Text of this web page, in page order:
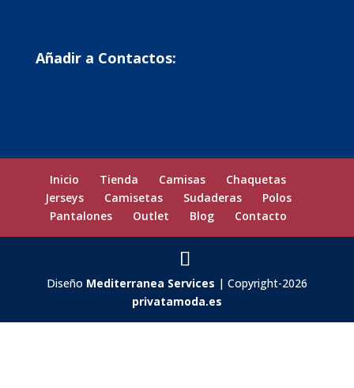
Añadir a Contactos:
Inicio Tienda Camisas
Chaquetas
Jerseys
Camisetas Sudaderas
Polos
Pantalones
Outlet Blog Contacto
Diseño Mediterranea Services | Copyright-2026
privatamoda.es